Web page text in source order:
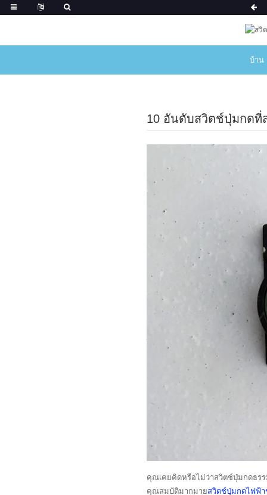
บ้าน
10 อันดับสวิตช์ปุ่มกดที่
คุณเคยคิดหรือไม่ว่าสวิตช์ปุ่มกดธร
คุณสมบัติมากมายสวิตช์ปุ่มกดไฟฟ้